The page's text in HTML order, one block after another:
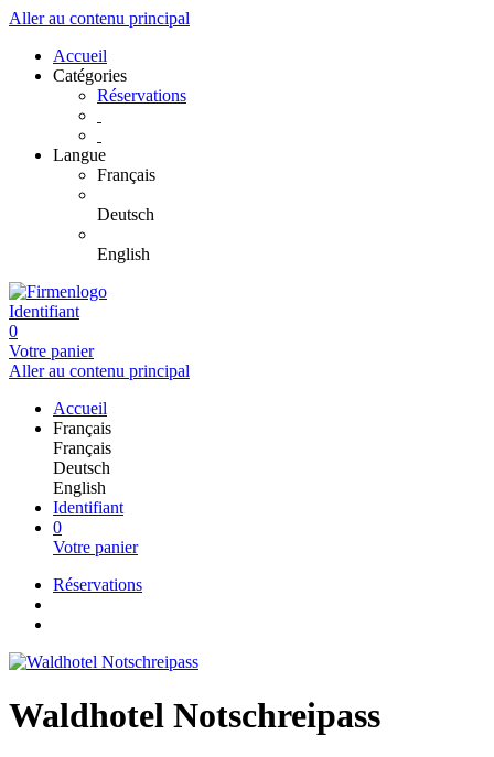
Aller au contenu principal
Accueil
Catégories
Réservations
Langue
Français
Deutsch
English
Identifiant
0
Votre panier
Aller au contenu principal
Accueil
Français
Français
Deutsch
English
Identifiant
0
Votre panier
Réservations
Waldhotel Notschreipass